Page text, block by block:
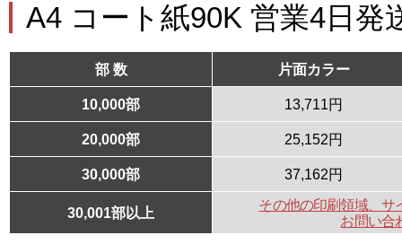
A4 コート紙90K 営業4日発
部 数 片面カラー
10,000部 13,711円
20,000部 25,152円
30,000部 37,162円
30,001部以上
その他の印刷領域、サ
お問い合